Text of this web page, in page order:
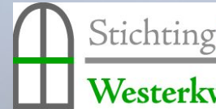
naar
inhoud